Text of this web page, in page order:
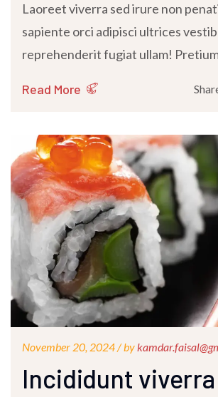
Laoreet viverra sed irure non
sapiente orci adipisci ultrices
reprehenderit fugiat ullam!
Read More
November 20, 2024 /by
Incididunt